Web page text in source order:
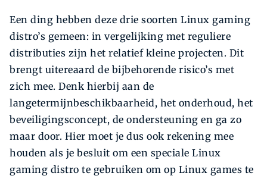
Een ding hebben deze drie soorten Linux gaming
distro’s gemeen: in vergelijking met reguliere
distributies zijn het relatief kleine projecten. Dit
brengt uitereaard de bijbehorende risico’s met
zich mee. Denk hierbij aan de
langetermijnbeschikbaarheid, het onderhoud, het
beveiligingsconcept, de ondersteuning en ga zo
maar door. Hier moet je dus ook rekening mee
houden als je besluit om een speciale Linux
gaming distro te gebruiken om op Linux games te